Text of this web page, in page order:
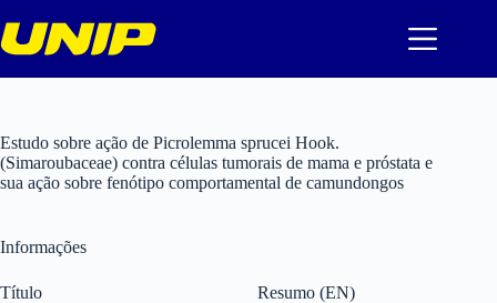
para
o
Estudo sobre ação de Picrolemma sprucei Hook.
(Simaroubaceae) contra células tumorais de mama e próstata e
sua ação sobre fenótipo comportamental de camundongos
Informações
Título Resumo (EN)